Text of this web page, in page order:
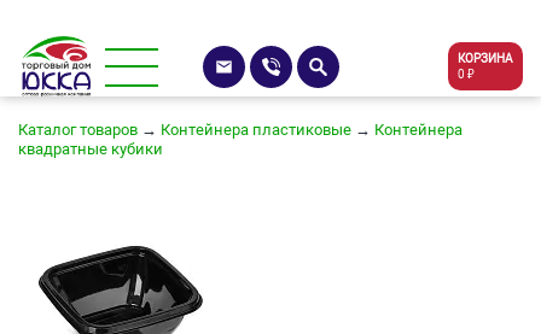
КОРЗИНА
0 ₽
Каталог товаров → Контейнера пластиковые → Контейнера
квадратные кубики